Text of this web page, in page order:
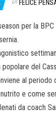
FELICE
per la
popolare del
al periodo
e come
da coach